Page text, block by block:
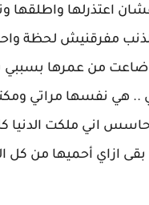
اعتذرلها
مفرقنيش لحظة
ضاعت من عمرها بسببي
.. هي نفسها مراتي
حاسس اني ملكت
ازاي أحميها من كل